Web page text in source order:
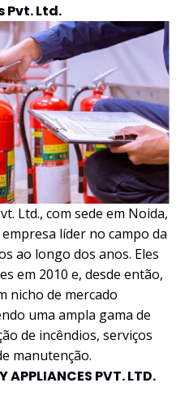
Pvt. Ltd.
Ltd., com sede em Noida,
líder no campo da
ao longo dos anos. Eles
em 2010 e, desde então,
nicho de mercado
uma ampla gama de
de incêndios, serviços
manutenção.
APPLIANCES PVT. LTD.